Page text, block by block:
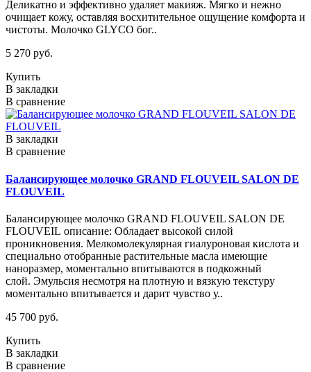
Деликатно и эффективно удаляет макияж. Мягко и нежно
очищает кожу, оставляя восхитительное ощущение комфорта и
чистоты. Молочко GLYCO бог..
5 270 руб.
Купить
В закладки
В сравнение
В закладки
В сравнение
Балансирующее молочко GRAND FLOUVEIL SALON DE
FLOUVEIL
Балансирующее молочко GRAND FLOUVEIL SALON DE
FLOUVEIL описание: Обладает высокой силой
проникновения. Мелкомолекулярная гиалуроновая кислота и
специально отобранные растительные масла имеющие
наноразмер, моментально впитываются в подкожный
слой. Эмульсия несмотря на плотную и вязкую текстуру
моментально впитывается и дарит чувство у..
45 700 руб.
Купить
В закладки
В сравнение